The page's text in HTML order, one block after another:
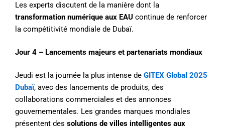
Les experts discutent de la manière dont la
transformation numérique aux EAU continue de renforcer
la compétitivité mondiale de Dubaï.
Jour 4 – Lancements majeurs et partenariats mondiaux
Jeudi est la journée la plus intense de GITEX Global 2025
Dubaï, avec des lancements de produits, des
collaborations commerciales et des annonces
gouvernementales. Les grandes marques mondiales
présentent des solutions de villes intelligentes aux